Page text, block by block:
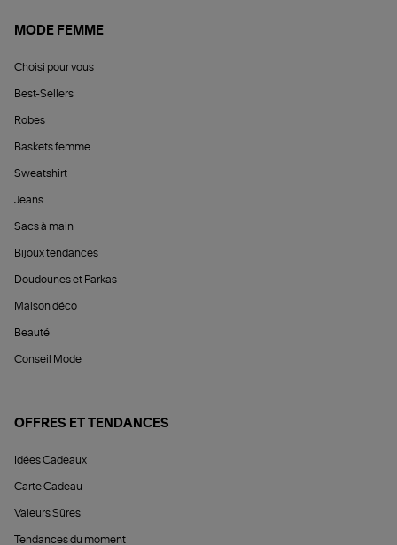
MODE FEMME
Choisi pour vous
Best-Sellers
Robes
Baskets femme
Sweatshirt
Jeans
Sacs à main
Bijoux tendances
Doudounes et Parkas
Maison déco
Beauté
Conseil Mode
OFFRES ET TENDANCES
Idées Cadeaux
Carte Cadeau
Valeurs Sûres
Tendances du moment